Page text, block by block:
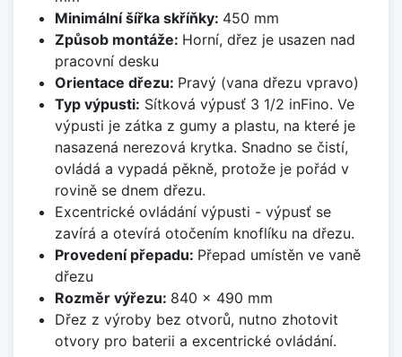
Minimální šířka skříňky: 450 mm
Způsob montáže: Horní, dřez je usazen nad
pracovní desku
Orientace dřezu: Pravý (vana dřezu vpravo)
Typ výpusti: Sítková výpusť 3 1/2 inFino. Ve
výpusti je zátka z gumy a plastu, na které je
nasazená nerezová krytka. Snadno se čistí,
ovládá a vypadá pěkně, protože je pořád v
rovině se dnem dřezu.
Excentrické ovládání výpusti - výpusť se
zavírá a otevírá otočením knoflíku na dřezu.
Provedení přepadu: Přepad umístěn ve vaně
dřezu
Rozměr výřezu: 840 x 490 mm
Dřez z výroby bez otvorů, nutno zhotovit
otvory pro baterii a excentrické ovládání.